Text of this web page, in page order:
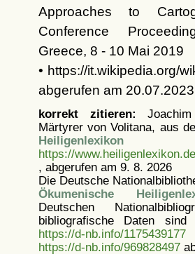
Approaches to
Conference
Greece, 8 - 10 Mai 2019
• https://it.wikipedia.org/
abgerufen am 20.07.2023
korrekt zitieren:
Märtyrer von Volitana, aus
Heiligenlexikon
https://
, abgerufen am 9. 8. 2026
Die Deutsche
Ökumenische
Deutschen
bibliografische Daten
https://d-nb.info/1175439177
https://d-nb.info/969828497